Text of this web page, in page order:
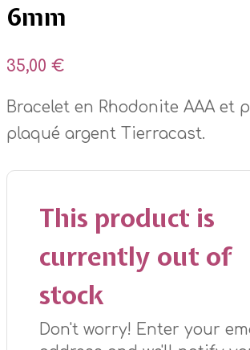
6mm
35,00 €
Bracelet en Rhodonite AAA et
plaqué argent Tierracast.
This product is
currently out of
stock
Don't worry! Enter your